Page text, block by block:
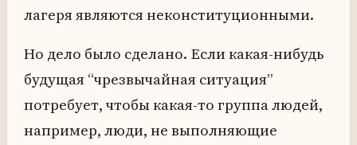
лагеря являются неконституционными.
Но дело было сделано. Если какая-нибудь
будущая “чрезвычайная ситуация”
потребует, чтобы какая-то группа людей,
например, люди, не выполняющие